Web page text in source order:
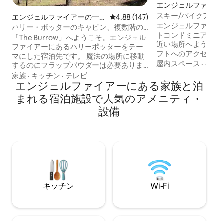
エンジェルファイアーの一
軒家
レビュー147件、5つ星中4.88つ
4.88 (147)
ハリー・ポッターのキャビン、複数階の
デッキ、犬同伴OK
「The Burrow」へようこそ。エンジェル
ファイアーにあるハリーポッターをテー
マにした宿泊先です。 魔法の場所に移動
するのにフラップパウダーは必要ありま
せん。「The Burrow」をご覧ください。
私たちのハリーポッターをテーマにした
住居は、ウィーズリーの家にインスパイ
アされています。 この魔法の楽園は、詮
索好きなマグルの目から隠れた森の中に
miradas indiscretas de los muggles。
家族 · キッチン · テレビ
エンジェルファイ
ドミニアム
スキー/バイクア
ーム - 専用バルコ
エンジェルファ
トコンドミニア
近い場所へようこ
フトへのアクセス
山の景色を楽しめ
ムにはケーブルテ
ット内にある洗濯
利用できます •
屋内スペース · キ
エンジェルファイアーにある家族と泊
まれる宿泊施設で人気のアメニティ・
設備
キッチン Wi-Fi